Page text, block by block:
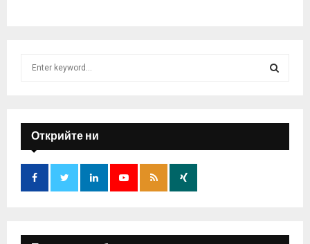
f
o
:
E
A
H
Открийте ни